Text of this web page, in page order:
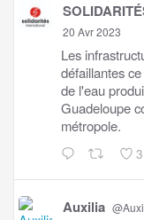
20 Avr 2023
Les
défaillantes
de l'eau
Guadeloupe
métropole.
3
Auxilia